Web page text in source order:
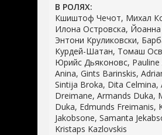
В РОЛЯХ:
Кшиштоф Чечот, Михал
Илона Островска,
Энтони Круликовски,
Курдей-Шатан, Томаш
Юрийс Дьяконовс, Pauline
Anina, Gints Barinskis,
Sintija Broka, Dita Celmina,
Dreimane, Armands Duka,
Duka, Edmunds Freimanis,
Jakobsone, Samanta
Kristaps Kazlovskis